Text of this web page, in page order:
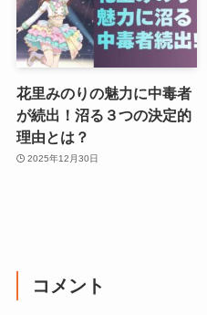
花里みのりの魅力に中毒者
が続出！沼る３つの決定的
理由とは？
2025年12月30日
コメント